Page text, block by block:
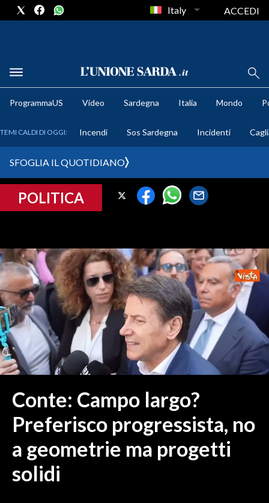
METEO
CRONACA SARDEGNA
SULCIS IGLESIENTE
MEDIO CAMPIDANO
ORISTANO E PROVINCIA
SASSARI E PROVINCIA
GALLURA
NUORO E PROVINCIA
OGLIASTRA
ITALIA
MONDO
POLITICA
Italy ACCEDI
ProgrammaUS Video Sardegna Italia Mondo
TEMI CALDI DI OGGI: Incendi Sos Sardegna Incidenti
SFOGLIA IL QUOTIDIANO
POLITICA
Conte: Campo largo?
Preferisco progressista, no
a geometrie ma progetti
solidi